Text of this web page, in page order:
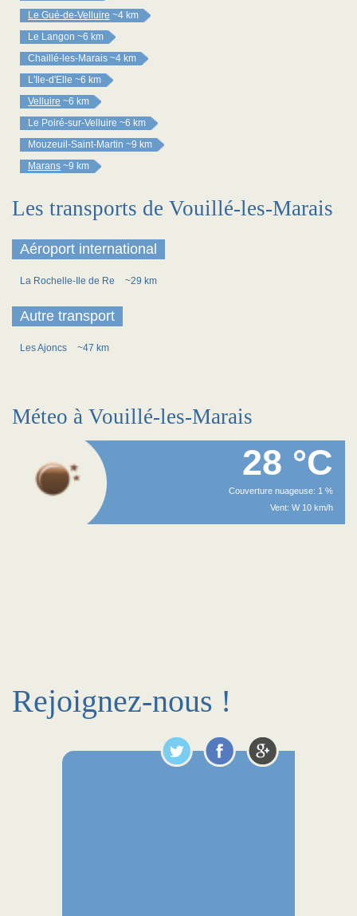
Le Gué-de-Velluire ~4 km
Le Langon ~6 km
Chaillé-les-Marais ~4 km
L'Ile-d'Elle ~6 km
Velluire ~6 km
Le Poiré-sur-Velluire ~6 km
Mouzeuil-Saint-Martin ~9 km
Marans ~9 km
Les transports de Vouillé-les-Marais
Aéroport international
La Rochelle-Ile de Re ~29 km
Autre transport
Les Ajoncs ~47 km
Méteo à Vouillé-les-Marais
28 °C
Couverture nuageuse: 1 %
Vent: W 10 km/h
Rejoignez-nous !